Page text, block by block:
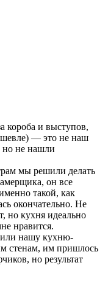
короба и выступов,
— это не наш
не нашли
мы решили делать
он все
такой, как
окончательно. Не
но кухня идеально
нравится.
нашу кухню-
стенам, им пришлось
но результат